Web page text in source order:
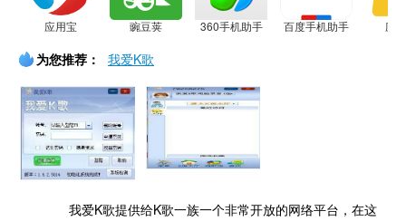
应用宝 豌豆荚 360手机助手 百度手机助手 应
为您推荐： 我爱K歌
我爱K歌提供给K歌一族一个非常开放的网络平台，在这